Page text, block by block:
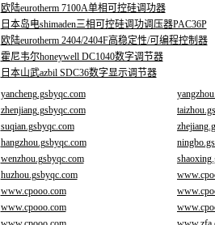
欧陆eurotherm 7100A单相可控硅调功器
日本岛电shimaden三相可控硅调功调压器PAC36P
欧陆eurotherm 2404/2404F高稳定性/可编程控制器
霍尼韦尔honeywell DC1040数字调节器
日本山武azbil SDC36数字显示调节器
yancheng.gsbyqc.com
zhenjiang.gsbyqc.com
suqian.gsbyqc.com
hangzhou.gsbyqc.com
wenzhou.gsbyqc.com
huzhou.gsbyqc.com
www.cpooo.com
www.cpooo.com